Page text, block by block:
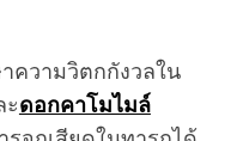
ความวิตกกังวลใน
ะดอกคาโมไมล์